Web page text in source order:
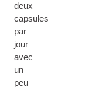
deux
capsules
par
jour
avec
un
peu